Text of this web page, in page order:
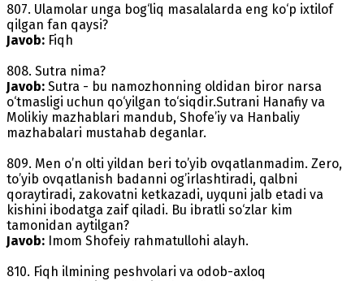
807. Ulamolar unga bog‘liq masalalarda eng ko‘p ixtilof
qilgan fan qaysi?
Javob: Fiqh
808. Sutra nima?
Javob: Sutra - bu namozhonning oldidan biror narsa
o‘tmasligi uchun qo‘yilgan to‘siqdir.Sutrani Hanafiy va
Molikiy mazhablari mandub, Shofe’iy va Hanbaliy
mazhabalari mustahab deganlar.
809. Men o’n olti yildan beri to’yib ovqatlanmadim. Zero,
to’yib ovqatlanish badanni og’irlashtiradi, qalbni
qoraytiradi, zakovatni ketkazadi, uyquni jalb etadi va
kishini ibodatga zaif qiladi. Bu ibratli so‘zlar kim
tamonidan aytilgan?
Javob: Imom Shofeiy rahmatullohi alayh.
810. Fiqh ilmining peshvolari va odob-axloq